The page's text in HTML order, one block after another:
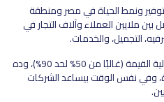
ونمط الحياة في مصر ومنطقة
ملايين العملاء وآلاف التجار في
التجميل، والخدمات.
المنصة مبنية على تقديم خصومات عالية القيمة (غالبًا من 50% لحد 90%)، وده
وفي نفس الوقت بيساعد الشركات